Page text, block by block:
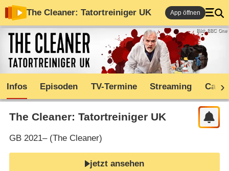
The Cleaner: Tatortreiniger UK App öffnen
Bild: BBC One
Infos Episoden TV-Termine Streaming Cast
The Cleaner: Tatortreiniger UK
GB2021– (The Cleaner)
jetzt ansehen